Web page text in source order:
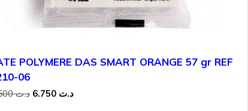
POLYMERE DAS SMART ORANGE 57 gr REF
06
د.ت7.500
Le
د.تLe